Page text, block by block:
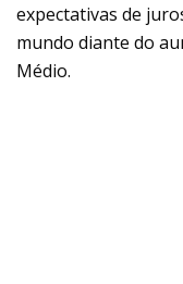
expectativas de
mundo diante do
Médio.